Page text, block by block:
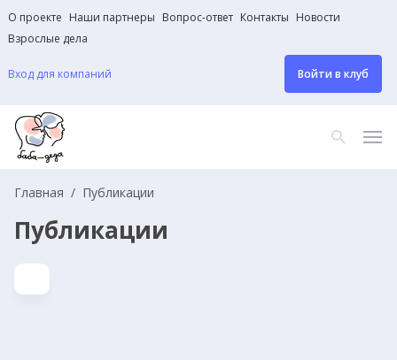
О проекте Наши партнеры Вопрос-ответ Контакты Новости
Взрослые дела
Вход для компаний Войти в клуб
Главная Публикации
Публикации